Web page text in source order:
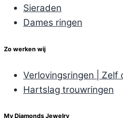
Sieraden
Dames ringen
Zo werken wij
Verlovingsringen | Zelf
Hartslag trouwringen
My Diamonds Jewelry